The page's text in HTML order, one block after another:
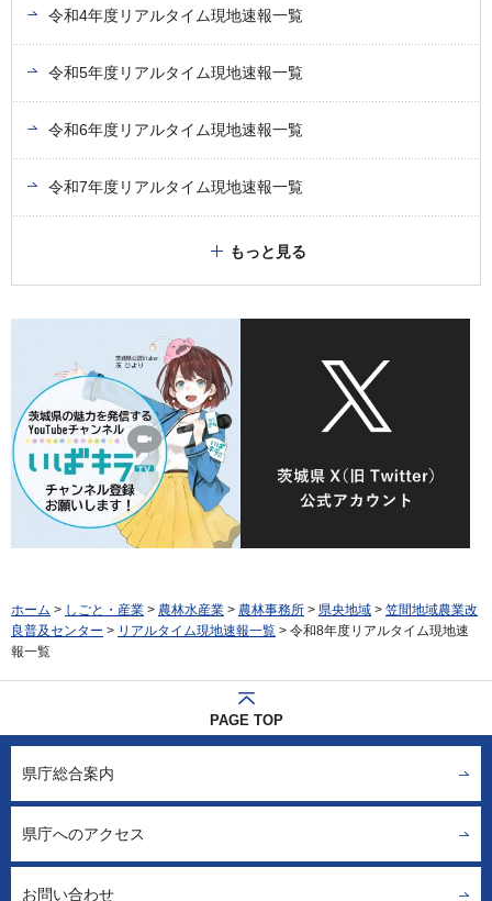
令和4年度リアルタイム現地速報一覧
令和5年度リアルタイム現地速報一覧
令和6年度リアルタイム現地速報一覧
令和7年度リアルタイム現地速報一覧
もっと見る
ホーム > しごと・産業 > 農林水産業 > 農林事務所 > 県央地域 > 笠間地域農業改
良普及センター > リアルタイム現地速報一覧 > 令和8年度リアルタイム現地速
報一覧
PAGE TOP
県庁総合案内
県庁へのアクセス
お問い合わせ